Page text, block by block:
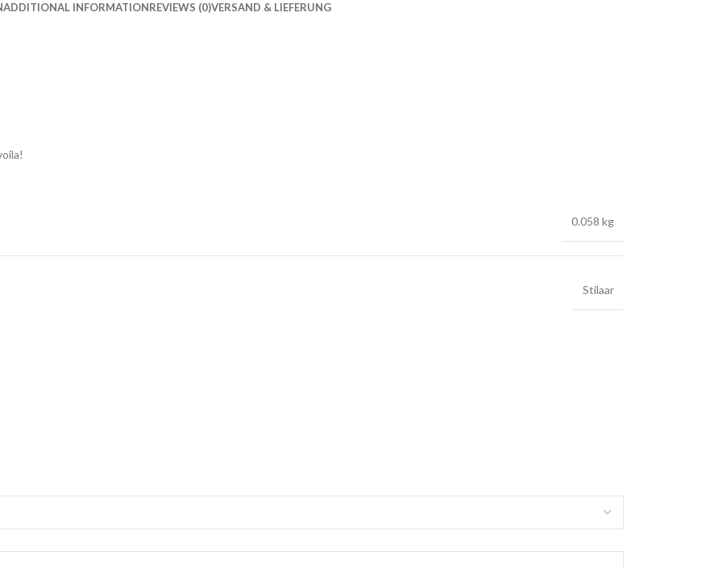
ADDITIONAL INFORMATIONREVIEWS (0)VERSAND & LIEFERUNG
0.058 kg
Stilaar